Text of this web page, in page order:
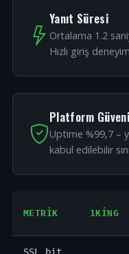
Yanıt Süresi
Ortalama 1.2
Hızlı giriş
Platform
Uptime %99,7 –
kabul edilebilir
METRIK 1KING